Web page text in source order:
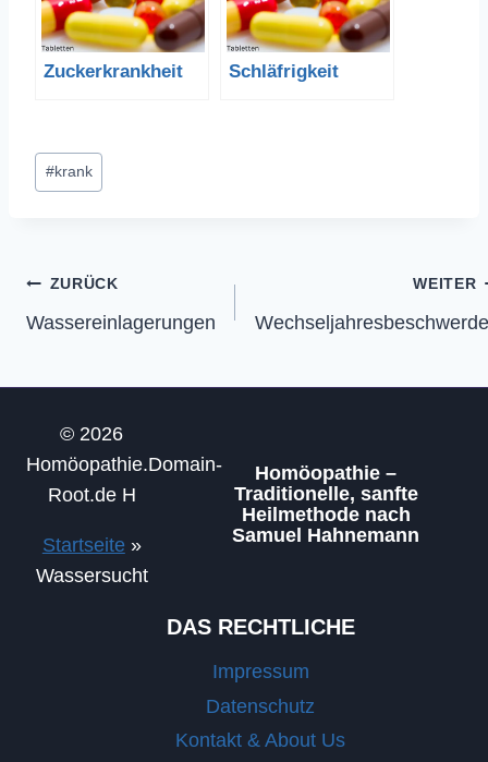
Zuckerkrankheit Schläfrigkeit
Schlagworte:
#krank
Beitragsnavigation
ZURÜCK
Wassereinlagerungen
WEITER
© 2026
Homöopathie.Domain-
Root.de H
Startseite»
Wassersucht
Homöopathie –
Traditionelle, sanfte
Heilmethode nach
Samuel Hahnemann
DAS RECHTLICHE
Impressum
Datenschutz
Kontakt & About Us